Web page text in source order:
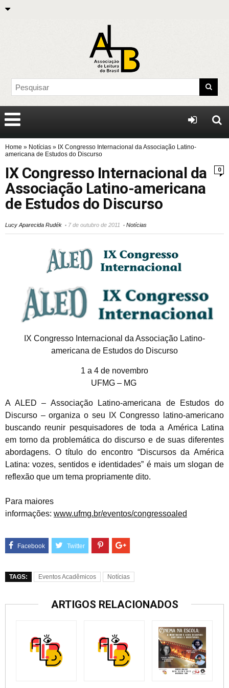
Home » Notícias » IX Congresso Internacional da Associação Latino-
americana de Estudos do Discurso
0
IX Congresso Internacional da
Associação Latino-americana
de Estudos do Discurso
Lucy Aparecida Rudék 7 de outubro de 2011 Notícias
IX Congresso Internacional da Associação Latino-
americana de Estudos do Discurso
1 a 4 de novembro
UFMG – MG
A ALED – Associação Latino-americana de Estudos do
Discurso – organiza o seu IX Congresso latino-americano
buscando reunir pesquisadores de toda a América Latina
em torno da problemática do discurso e de suas diferentes
abordagens. O título do encontro “Discursos da América
Latina: vozes, sentidos e identidades” é mais um slogan de
reflexão que um tema propriamente dito.
Para maiores
informações: www.ufmg.br/eventos/congressoaled
TAGS: Eventos Acadêmicos Notícias
ARTIGOS RELACIONADOS